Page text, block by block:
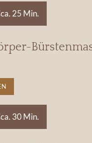
ca. 25 Min.
ca. 30 Min.